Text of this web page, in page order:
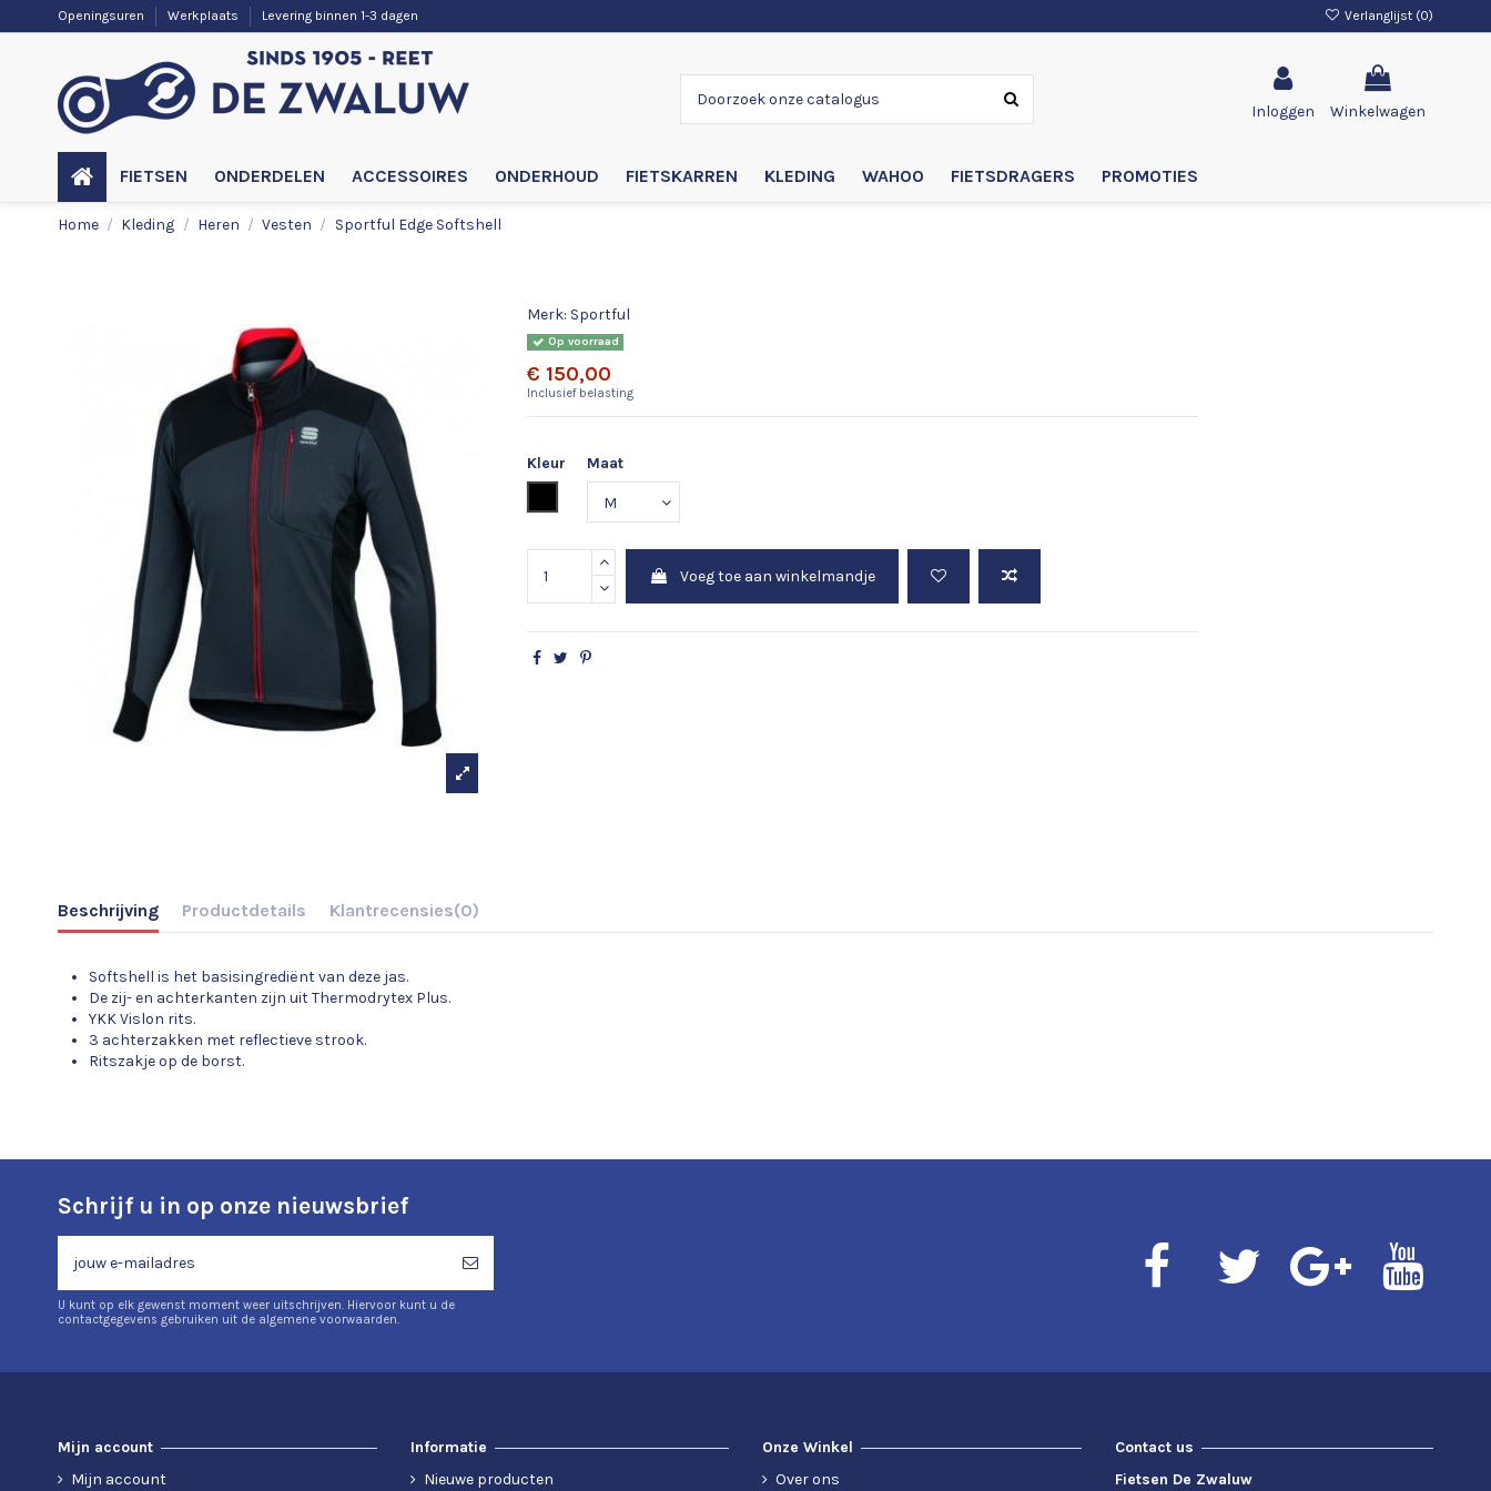
Openingsuren Werkplaats Levering binnen 1-3 dagen Verlanglijst (0)
Inloggen Winkelwagen
FIETSEN ONDERDELEN ACCESSOIRES ONDERHOUD FIETSKARREN KLEDING WAHOO FIETSDRAGERS PROMOTIES
Home Kleding Heren Vesten Sportful Edge Softshell
Merk: Sportful
Op voorraad
€ 150,00
Inclusief belasting
Kleur
Maat
Voeg toe aan winkelmandje
Beschrijving Productdetails Klantrecensies(0)
Softshell is het basisingrediënt van deze jas.
De zij- en achterkanten zijn uit Thermodrytex Plus.
YKK Vislon rits.
3 achterzakken met reflectieve strook.
Ritszakje op de borst.
Schrijf u in op onze nieuwsbrief
U kunt op elk gewenst moment weer uitschrijven. Hiervoor kunt u de
contactgegevens gebruiken uit de algemene voorwaarden.
Mijn account
Mijn account
Informatie
Nieuwe producten
Onze Winkel
Over ons
Contact us
Fietsen De Zwaluw